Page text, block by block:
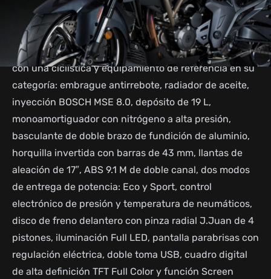
dinámico en carretera sobresaliente sin renunciar a
tus excursiones offroad.
Su diseño robusto y aerodinámico completa una moto
con una ciclística y equipamiento de referencia en su
categoría: embrague antirrebote, radiador de aceite,
inyección BOSCH MSE 8.0, depósito de 19 L,
monoamortiguador con nitrógeno a alta presión,
basculante de doble brazo de fundición de aluminio,
horquilla invertida con barras de 43 mm, llantas de
aleación de 17″, ABS 9.1 M de doble canal, dos modos
de entrega de potencia: Eco y Sport, control
electrónico de presión y temperatura de neumáticos,
disco de freno delantero con pinza radial J.Juan de 4
pistones, iluminación Full LED, pantalla parabrisas con
regulación eléctrica, doble toma USB, cuadro digital
de alta definición TFT Full Color y función Screen